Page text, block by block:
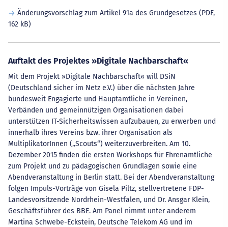
Änderungsvorschlag zum Artikel 91a des Grundgesetzes (PDF,
162 kB)
Auftakt des Projektes »Digitale Nachbarschaft«
Mit dem Projekt »Digitale Nachbarschaft« will DSiN
(Deutschland sicher im Netz e.V.) über die nächsten Jahre
bundesweit Engagierte und Hauptamtliche in Vereinen,
Verbänden und gemeinnützigen Organisationen dabei
unterstützen IT-Sicherheitswissen aufzubauen, zu erwerben und
innerhalb ihres Vereins bzw. ihrer Organisation als
MultiplikatorInnen („Scouts“) weiterzuverbreiten. Am 10.
Dezember 2015 finden die ersten Workshops für Ehrenamtliche
zum Projekt und zu pädagogischen Grundlagen sowie eine
Abendveranstaltung in Berlin statt. Bei der Abendveranstaltung
folgen Impuls-Vorträge von Gisela Piltz, stellvertretene FDP-
Landesvorsitzende Nordrhein-Westfalen, und Dr. Ansgar Klein,
Geschäftsführer des BBE. Am Panel nimmt unter anderem
Martina Schwebe-Eckstein, Deutsche Telekom AG und im